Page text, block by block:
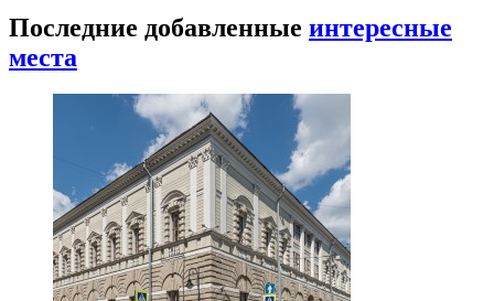
Последние добавленные интересные
места